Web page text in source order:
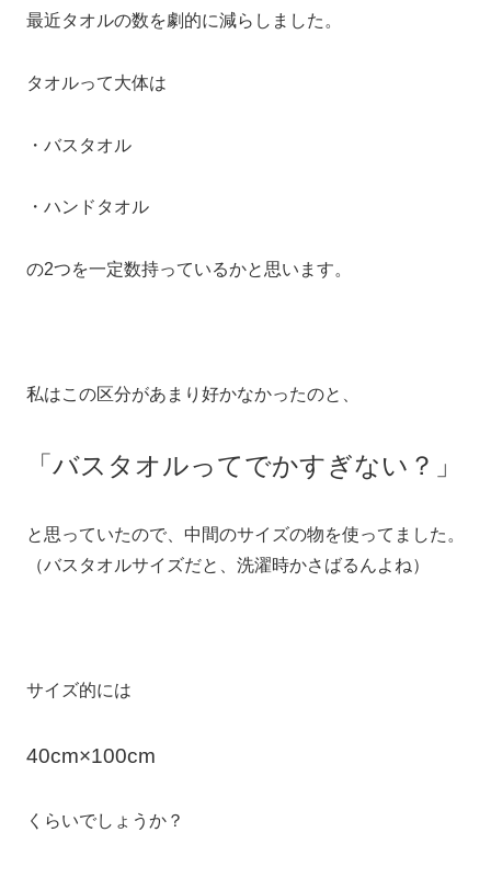
最近タオルの数を劇的に減らしました。
タオルって大体は
・バスタオル
・ハンドタオル
の2つを一定数持っているかと思います。
私はこの区分があまり好かなかったのと、
「バスタオルってでかすぎない？」
と思っていたので、中間のサイズの物を使ってました。
（バスタオルサイズだと、洗濯時かさばるんよね）
サイズ的には
40cm×100cm
くらいでしょうか？